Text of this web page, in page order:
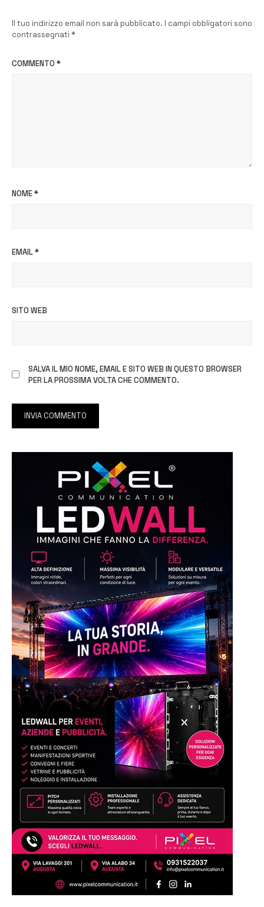
Il tuo indirizzo email non sarà pubblicato. I campi obbligatori sono
contrassegnati *
COMMENTO *
NOME*
EMAIL*
SITO WEB
SALVA IL MIO NOME, EMAIL E SITO WEB IN QUESTO BROWSER
PER LA PROSSIMA VOLTA CHE COMMENTO.